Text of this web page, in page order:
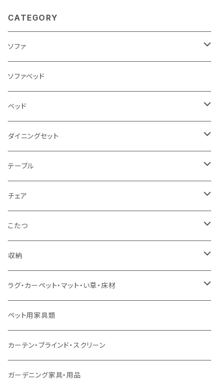
CATEGORY
ソファ
3人掛け
2.5人掛け
2人掛け
1人掛け
カウチソファ
コーナーソファ
ソファセット
スツール・オットマン
ソファ付属品
クッション・座椅子
ソファベッド
ベッド
シングルサイズ以下（フレームのみ）
セミダブルサイズ（フレームのみ）
ダブルサイズ（フレームのみ）
ワイドダブルサイズ以上（フレームのみ）
シングルサイズ以下（マットレス付）
セミダブルサイズ（マットレス付）
ダブルサイズ（マットレス付）
ダブルサイズ以上（マットレス付）
ロフトベッド
ダイニングセット
ダイニング3点セット以下
ダイニング4点セット
ダイニング5点・6点セット
ダイニング7点セット以上
テーブル
センターテーブル
ダイニングテーブル
カウンターテーブル
リフティングテーブル
サイドテーブル・コーヒーテーブル
デスク
チェア
ダイニングチェア
カウンターチェア
キッズチェア
オフィスチェア・ゲーミングチェア
ダイニングベンチ・スツール
こたつ
こたつテーブル
こたつ布団
コタツ・布団セット
収納
本棚・シェルフ
食器棚・収納庫
レンジ台・カウンター
ラック
ラグ・カーペット・マット・い草・床材
マット・フロアタイル
ラグ
カーペット
ペット用家具類
カーテン・ブラインド・スクリーン
ガーデニング家具・用品